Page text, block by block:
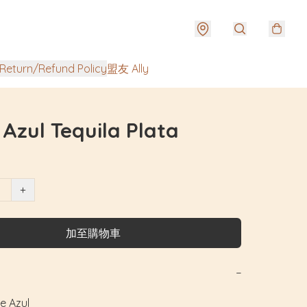
Refund Policy盟友 Ally
Azul Tequila Plata
+
加至購物車
−
Azul